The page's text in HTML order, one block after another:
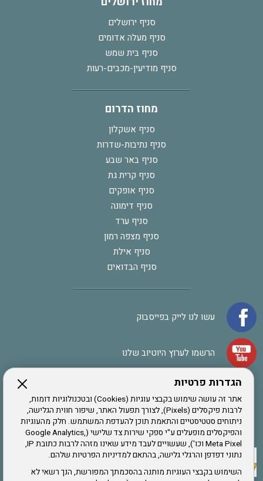
הגדרות פרטיות
אתר זה עושה שימוש בקבצי עוגיות (Cookies) ובטכנולוגיות דומות,
לרבות פיקסלים (Pixels), לצורך תפעול האתר, שיפור חווית הגלישה,
ניתוחים סטטיסטיים והתאמת תוכן להעדפת המשתמש. חלק מהעוגיות
והפיקסלים מופעלים ע"י ספקי שירות צד שלישי (Google Analytics,
Meta Pixel וכו'), שעשויים לעבד מידע שאינו מזהה לרבות כתובת IP,
נתוני דפדפן והרגלי גלישה, בהתאם למדיניות הפרטיות שלהם.
השימוש בקבצי העוגיות מותנה בהסכמתך המפורשת, הנך רשאי לא
סניף ירושלים
סניף מעלה אדומים
סניף בית שמש
סניף מודיעין-מכבים-רעות
מחוז הדרום
סניף אשקלון
סניף נתיבות-שדרות
סניף באר שבע
סניף קרית גת
סניף אופקים
סניף דימונה
סניף ערד
סניף מצפה רמון
סניף אילת
סניף הבדואים
עשו לנו לייק בפייסבוק
הרשמו לערוץ היוטיוב שלנו
אתר צה"ל
תקנון האתר